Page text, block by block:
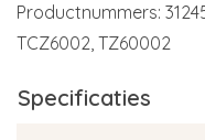
Productnummers:
TCZ6002, TZ60002
Specificaties